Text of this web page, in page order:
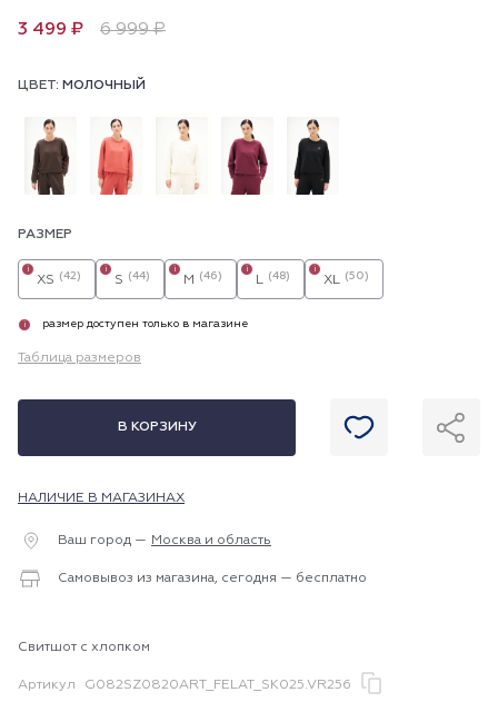
3 499 ₽ 6 999 ₽
ЦВЕТ: МОЛОЧНЫЙ
РАЗМЕР
XS (42)
i
S (44)
i
M (46)
i
L (48)
i
XL (50)
i
i размер доступен только в магазине
Таблица размеров
В КОРЗИНУ
НАЛИЧИЕ В МАГАЗИНАХ
Ваш город — Москва и область
Самовывоз из магазина, сегодня — бесплатно
Свитшот с хлопком
Артикул G082SZ0820ART_FELAT_SK025.VR256